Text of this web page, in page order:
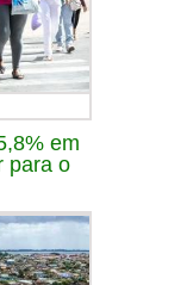
em
para o